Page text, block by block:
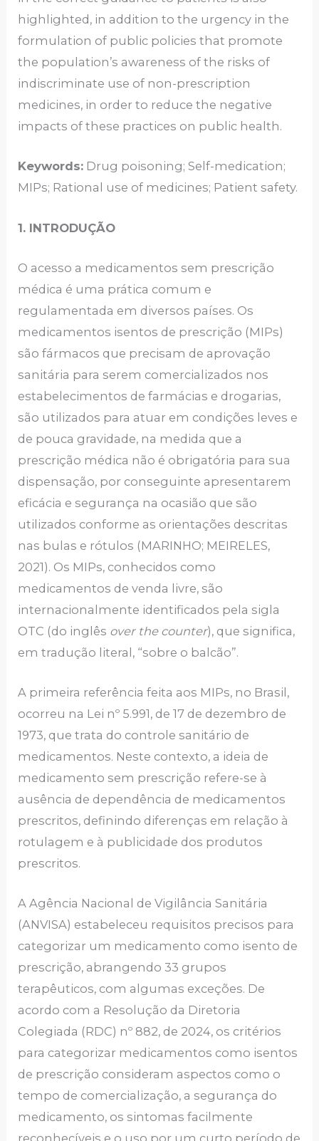
highlighted, in addition to the urgency in the
formulation of public policies that promote
the population’s awareness of the risks of
indiscriminate use of non-prescription
medicines, in order to reduce the negative
impacts of these practices on public health.
Keywords: Drug poisoning; Self-medication;
MIPs; Rational use of medicines; Patient safety.
1. INTRODUÇÃO
O acesso a medicamentos sem prescrição
médica é uma prática comum e
regulamentada em diversos países. Os
medicamentos isentos de prescrição (MIPs)
são fármacos que precisam de aprovação
sanitária para serem comercializados nos
estabelecimentos de farmácias e drogarias,
são utilizados para atuar em condições leves e
de pouca gravidade, na medida que a
prescrição médica não é obrigatória para sua
dispensação, por conseguinte apresentarem
eficácia e segurança na ocasião que são
utilizados conforme as orientações descritas
nas bulas e rótulos (MARINHO; MEIRELES,
2021). Os MIPs, conhecidos como
medicamentos de venda livre, são
internacionalmente identificados pela sigla
OTC (do inglês over the counter), que significa,
em tradução literal, “sobre o balcão”.
A primeira referência feita aos MIPs, no Brasil,
ocorreu na Lei nº 5.991, de 17 de dezembro de
1973, que trata do controle sanitário de
medicamentos. Neste contexto, a ideia de
medicamento sem prescrição refere-se à
ausência de dependência de medicamentos
prescritos, definindo diferenças em relação à
rotulagem e à publicidade dos produtos
prescritos.
A Agência Nacional de Vigilância Sanitária
(ANVISA) estabeleceu requisitos precisos para
categorizar um medicamento como isento de
prescrição, abrangendo 33 grupos
terapêuticos, com algumas exceções. De
acordo com a Resolução da Diretoria
Colegiada (RDC) nº 882, de 2024, os critérios
para categorizar medicamentos como isentos
de prescrição consideram aspectos como o
tempo de comercialização, a segurança do
medicamento, os sintomas facilmente